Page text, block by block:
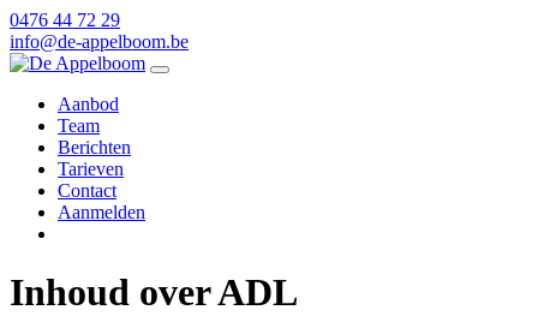
0476 44 72 29
info@de-appelboom.be
Aanbod
Team
Berichten
Tarieven
Contact
Aanmelden
Inhoud overADL